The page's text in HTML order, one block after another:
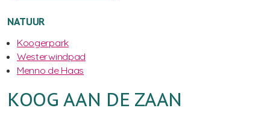
NATUUR
Koogerpark
Westerwindpad
Menno de Haas
KOOG AAN DE ZAAN